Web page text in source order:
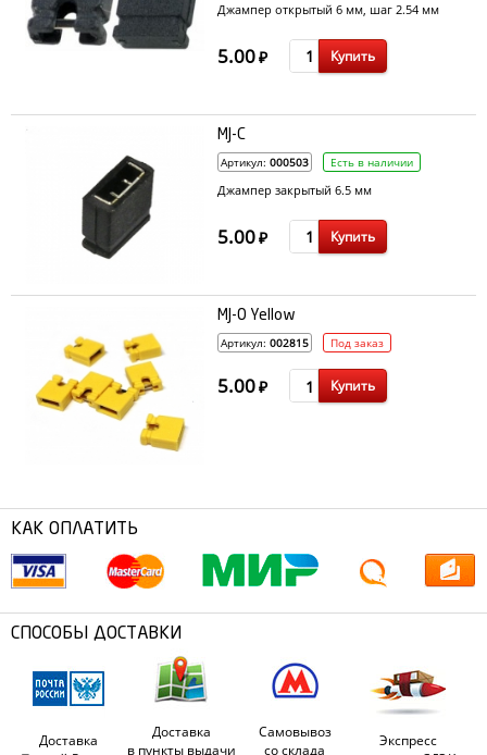
Джампер открытый 6 мм, шаг 2.54 мм
5.00₽ Купить
MJ-C
Артикул: 000503 Есть в наличии
Джампер закрытый 6.5 мм
5.00₽ Купить
MJ-0 Yellow
Артикул: 002815 Под заказ
5.00₽ Купить
КАК ОПЛАТИТЬ
СПОСОБЫ ДОСТАВКИ
Доставка
Доставка
в пункты выдачи
Самовывоз
со склада
Экспресс